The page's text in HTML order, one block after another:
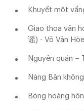
Khuyết một
Giao thoa văn
谣) - Võ Văn Hòe
Nguyên quán –
Nàng Bân
Bóng hoàng